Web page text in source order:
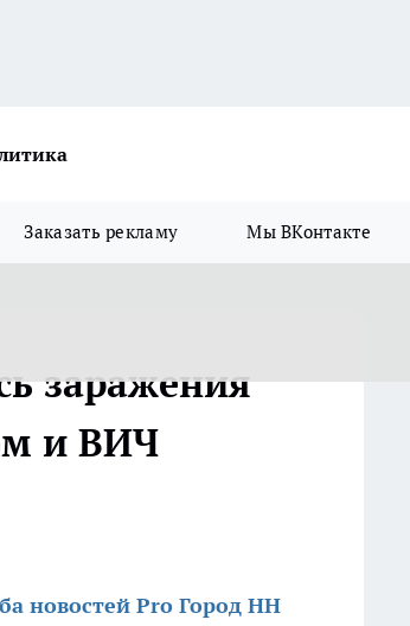
Заказать рекламу Мы ВКонтакте
заражения
и ВИЧ
новостей Pro Город НН